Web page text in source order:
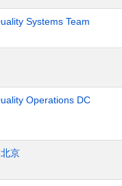
Systems Team
Operations DC
京